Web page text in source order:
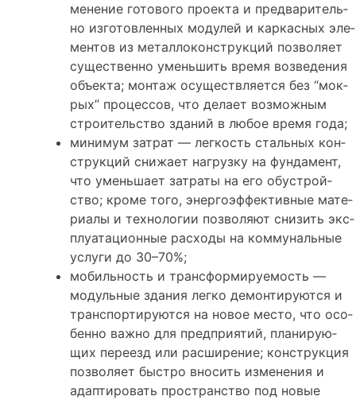
ме­не­ние гото­во­го про­ек­та и пред­ва­ри­тель­
но изго­тов­лен­ных моду­лей и кар­кас­ных эле­
мен­тов из метал­ло­кон­струк­ций поз­во­ля­ет
суще­ствен­но умень­шить вре­мя воз­ве­де­ния
объ­ек­та; мон­таж осу­ществ­ля­ет­ся без “мок­
рых” про­цес­сов, что дела­ет воз­мож­ным
стро­и­тель­ство зда­ний в любое вре­мя года;
мини­мум затрат — лег­кость сталь­ных кон­
струк­ций сни­жа­ет нагруз­ку на фун­да­мент,
что умень­ша­ет затра­ты на его обу­строй­
ство; кро­ме того, энер­го­эф­фек­тив­ные мате­
ри­а­лы и тех­но­ло­гии поз­во­ля­ют сни­зить экс­
плу­а­та­ци­он­ные рас­хо­ды на ком­му­наль­ные
услу­ги до 30–70%;
мобиль­ность и транс­фор­ми­ру­е­мость —
модуль­ные зда­ния лег­ко демон­ти­ру­ют­ся и
транс­пор­ти­ру­ют­ся на новое место, что осо­
бен­но важ­но для пред­при­я­тий, пла­ни­ру­ю­
щих пере­езд или рас­ши­ре­ние; кон­струк­ция
поз­во­ля­ет быст­ро вно­сить изме­не­ния и
адап­ти­ро­вать про­стран­ство под новые